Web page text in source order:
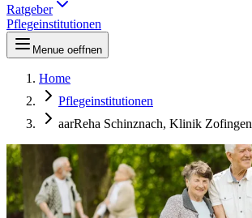
Ratgeber
Pflegeinstitutionen
Menue oeffnen
Home
Pflegeinstitutionen
aarReha Schinznach, Klinik Zofingen